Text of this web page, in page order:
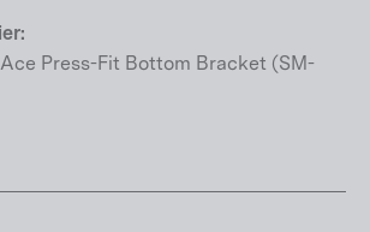
Press-Fit Bottom Bracket (SM-